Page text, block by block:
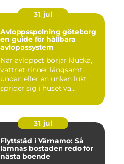
31. jul
Avloppsspolning göteborg
en guide för hållbara
avloppssystem
När avloppet börjar klucka,
vattnet rinner långsamt
undan eller en unken lukt
sprider sig i huset vä...
31. jul
Flyttstäd i Värnamo: Så
lämnas bostaden redo för
nästa boende